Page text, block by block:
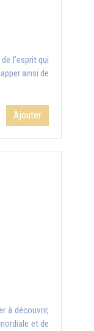
l’esprit qui
ainsi de
Ajouter
à découvrir,
et de